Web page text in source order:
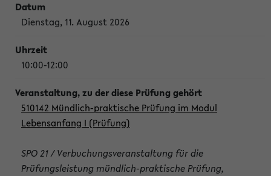
Dienstag, 11. August 2026
10:00-12:00
510142 Mündlich-praktische Prüfung im Modul
Lebensanfang I (Prüfung)
SPO 21 / Verbuchungsveranstaltung für die
Prüfungsleistung mündlich-praktische Prüfung,